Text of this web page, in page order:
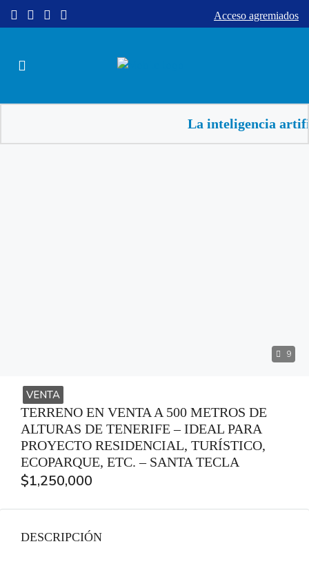
Acceso agremiados
La inteligencia artificial
9
VENTA
TERRENO EN VENTA A 500 METROS DE
ALTURAS DE TENERIFE – IDEAL PARA
PROYECTO RESIDENCIAL, TURÍSTICO,
ECOPARQUE, ETC. – SANTA TECLA
$1,250,000
DESCRIPCIÓN